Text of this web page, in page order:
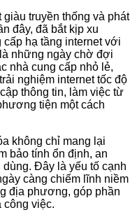
truyền thống và phát
đây, đã bắt kịp xu
hạ tầng internet với
những ngày chờ đợi
nhà cung cấp nhỏ lẻ,
nghiệm internet tốc độ
thông tin, làm việc từ
tiện một cách
không chỉ mang lại
bảo tính ổn định, an
Đây là yếu tố cạnh
càng chiếm lĩnh niềm
địa phương, góp phần
công việc.